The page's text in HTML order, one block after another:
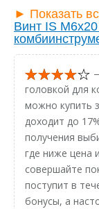
► Показать
Винт IS
головкой для
можно купить
доходит до
получения
где ниже цена
совершайте
поступит в
бонусы, а